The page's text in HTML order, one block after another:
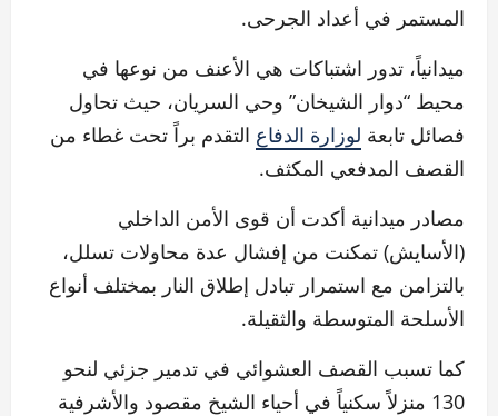
المستمر في أعداد الجرحى.
ميدانياً، تدور اشتباكات هي الأعنف من نوعها في
محيط “دوار الشيخان” وحي السريان، حيث تحاول
فصائل تابعة لوزارة الدفاع التقدم براً تحت غطاء من
القصف المدفعي المكثف.
مصادر ميدانية أكدت أن قوى الأمن الداخلي
(الأسايش) تمكنت من إفشال عدة محاولات تسلل،
بالتزامن مع استمرار تبادل إطلاق النار بمختلف أنواع
الأسلحة المتوسطة والثقيلة.
كما تسبب القصف العشوائي في تدمير جزئي لنحو
130 منزلاً سكنياً في أحياء الشيخ مقصود والأشرفية